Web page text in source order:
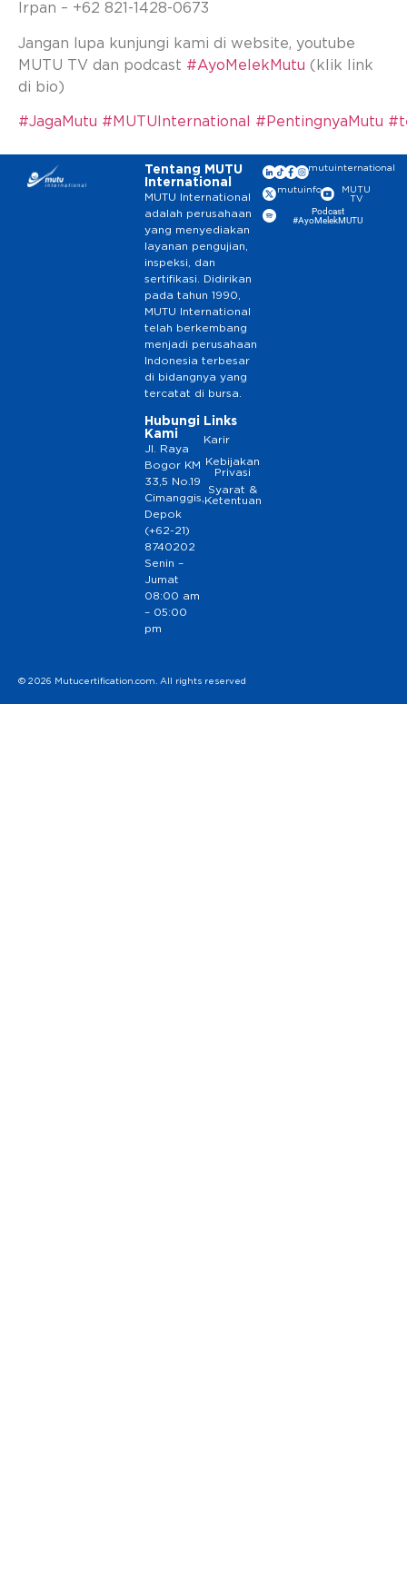
Irpan – +62 821-1428-0673
Jangan lupa kunjungi kami di website, youtube
MUTU TV dan podcast #AyoMelekMutu (klik link
di bio)
#JagaMutu #MUTUInternational #PentingnyaMutu
Tentang MUTU
International
MUTU International
adalah perusahaan
yang menyediakan
layanan pengujian,
inspeksi, dan
sertifikasi. Didirikan
pada tahun 1990,
MUTU International
telah berkembang
menjadi perusahaan
Indonesia terbesar
di bidangnya yang
tercatat di bursa.
Hubungi
Kami
Jl. Raya
Bogor KM
33,5 No.19
Cimanggis,
Depok
(+62-21)
8740202
Senin –
Jumat
08:00 am
– 05:00
pm
Links
Karir
Kebijakan
Privasi
Syarat &
Ketentuan
mutuinternational
mutuinfo
MUTU
TV
Podcast
#AyoMelekMUTU
© 2026 Mutucertification.com. All rights reserved